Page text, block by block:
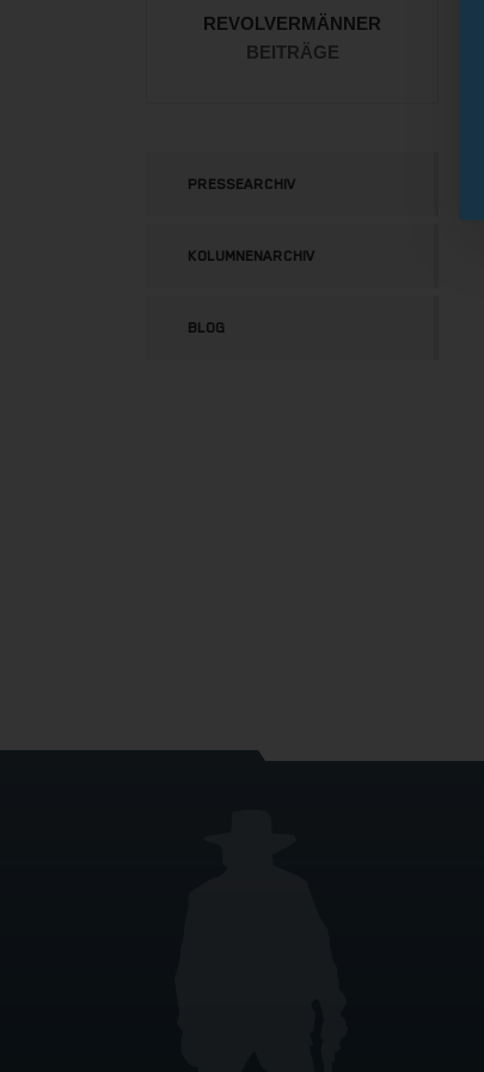
REVOLVERMÄNNER
BEITRÄGE
PRESSEARCHIV
KOLUMNENARCHIV
BLOG